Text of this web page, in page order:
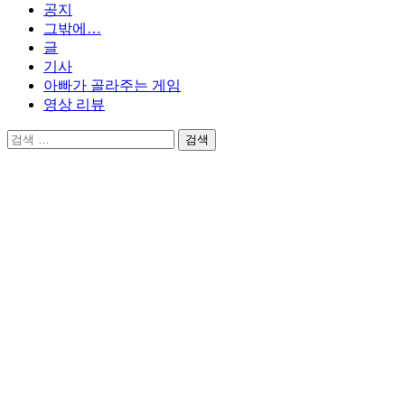
공지
그밖에…
글
기사
아빠가 골라주는 게임
영상 리뷰
검